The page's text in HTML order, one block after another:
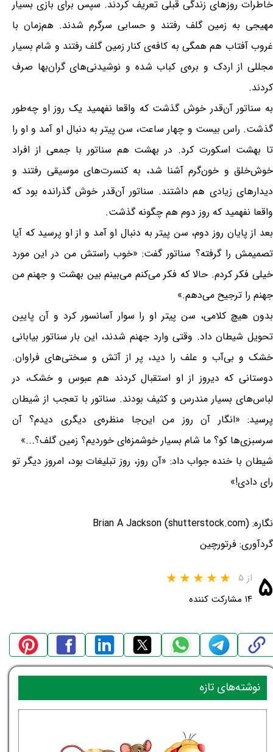
خاطرات روزهای زندگی قبلی تعریف کردند. سپس برای بازی بسیار
مهیجی به زمین گلف رفتند و حسابی سرگرم شدند. هم‌زمان با
غروب آفتاب هم همگی به کافه‌ی کنار زمین گلف رفتند و شام بسیار
مجللی از اردک و بره‌ی کباب شده و نوشیدنی‌های گران‌بها صرف
کردند.
به سناتور آن‌قدر خوش گذشت که واقعا نفهمید یک روز او چه‌طور
گذشت. راس بیست و چهار ساعت، سن پیتر به دنبال او آمد و او را
تا بهشت اسکورت کرد. در بهشت هم سناتور با جمعی از افراد
خوش‌خلق و خون‌گرم آشنا شد، به کنسرت‌های موسیقی رفتند و
دیدارهای زیادی هم داشتند. سناتور آن‌قدر خوش گذرانده بود که
واقعا نفهمید که روز دوم هم چگونه گذشت.
بعد از پایان روز دوم، سن پیتر به دنبال او آمد و از او پرسید که آیا
تصمیمش را گرفته؟ سناتور گفت: «خوب راستش من در این مورد
خیلی فکر کردم. حالا که فکر می‌کنم می‌بینم بین بهشت و جهنم من
جهنم را ترجیح می‌دهم.»
بدون هیچ کلامی، سن پیتر او را سوار آسانسور کرد و آن پایین
تحویل شیطان داد. وقتی وارد جهنم شدند، این بار سناتور بیابانی
خشک و بی‌آب و علف را دید، پر از آتش و سختی‌های فراوان.
دوستانی که دیروز از او استقبال کردند هم عبوس و خشک، در
لباس‌های بسیار مندرس و کثیف بودند. سناتور با تعجب از شیطان
پرسید: «انگار آن روز من این‌جا منظره‌ی دیگری دیدم؟ آن
سرسبزی‌ها کو؟ ما شام بسیار خوشمزه‌ای خوردیم؟ زمین گلف؟...»
شیطان با خنده جواب داد: «آن روز، روز تبلیغات بود، امروز دیگر تو
رای دادی!»
نگاره: Brian A Jackson (shutterstock.com)
گردآوری: فرتورچین
۵ از ۵
۱۴ مشارکت کننده
نوشته‌های تازه